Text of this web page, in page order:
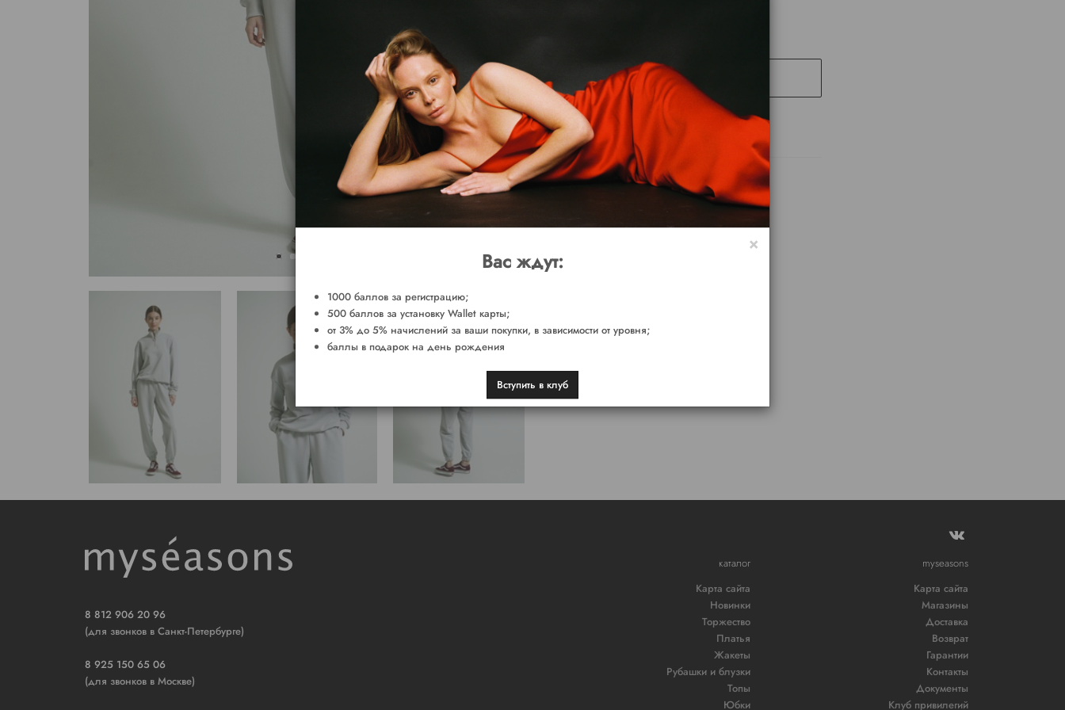
SOLD OUT
Доставка от 2-х рабочих дней
СОСТАВ
Сделано в России
8 812 906 20 96
(для звонков в Санкт-Петербурге)
8 925 150 65 06
(для звонков в Москве)
каталог
Карта сайта
Новинки
Торжество
Платья
Жакеты
Рубашки и блузки
Топы
Юбки
myseasons
Карта сайта
Магазины
Доставка
Возврат
Гарантии
Контакты
Документы
Клуб привилегий
×
Вас ждут:
1000 баллов за регистрацию;
500 баллов за установку Wallet карты;
от 3% до 5% начислений за ваши покупки, в зависимости от уровня;
баллы в подарок на день рождения
Вступить в клуб